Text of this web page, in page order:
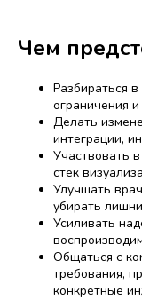
Чем
Разбираться
ограничения
Делать
интеграции,
Участвовать
стек
Улучшать
убирать
Усиливать
Общаться с
требования,
конкретные